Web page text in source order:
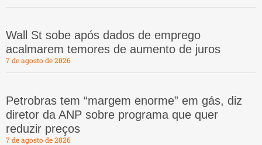
Wall St sobe após dados de emprego
acalmarem temores de aumento de juros
7 de agosto de 2026
Petrobras tem “margem enorme” em gás, diz
diretor da ANP sobre programa que quer
reduzir preços
7 de agosto de 2026